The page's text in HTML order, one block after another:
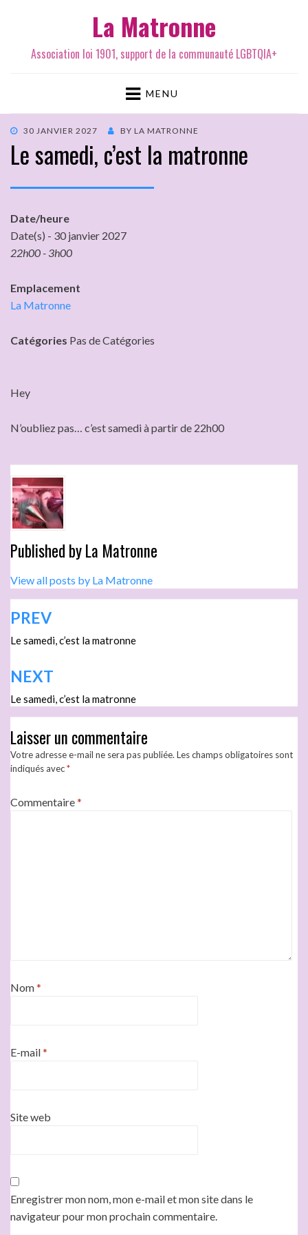
La Matronne
Association loi 1901, support de la communauté LGBTQIA+
MENU
30 JANVIER 2027 BY LA MATRONNE
Le samedi, c’est la matronne
Date/heure
Date(s) - 30 janvier 2027
22h00 - 3h00
Emplacement
La Matronne
Catégories Pas de Catégories
Hey
N’oubliez pas… c’est samedi à partir de 22h00
Published byLa Matronne
View all posts by La Matronne
PREV
Le samedi, c’est la matronne
NEXT
Le samedi, c’est la matronne
Laisser un commentaire
Votre adresse e-mail ne sera pas publiée. Les champs obligatoires sont
indiqués avec*
Commentaire*
Nom*
E-mail*
Site web
Enregistrer mon nom, mon e-mail et mon site dans le
navigateur pour mon prochain commentaire.